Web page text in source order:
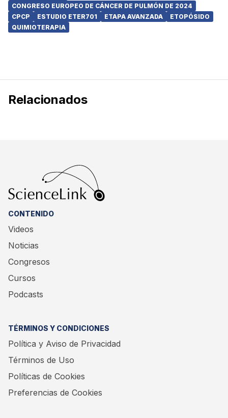
CONGRESO EUROPEO DE CÁNCER DE PULMÓN DE 2024
CPCP
ESTUDIO ETER701 ETAPA AVANZADA
ETOPÓSIDO
QUIMIOTERAPIA
Relacionados
CONTENIDO
Videos
Noticias
Congresos
Cursos
Podcasts
TÉRMINOS Y CONDICIONES
Política y Aviso de Privacidad
Términos de Uso
Políticas de Cookies
Preferencias de Cookies